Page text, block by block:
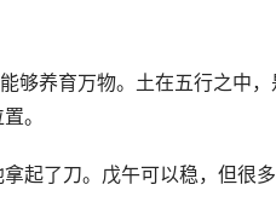
够养育万物。土在五行之中，
。
起了刀。戊午可以稳，但很